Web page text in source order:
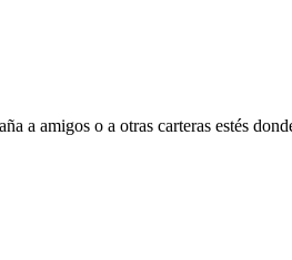
amigos o a otras carteras estés